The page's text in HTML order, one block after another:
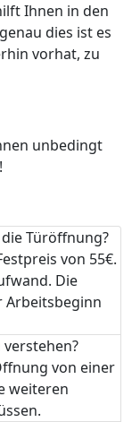
Ihnen in den
dies ist es
vorhat, zu
unbedingt
Türöffnung?
von 55€.
Die
Arbeitsbeginn
von einer
weiteren